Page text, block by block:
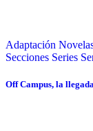
Adaptación
Secciones Series
Off Campus, la